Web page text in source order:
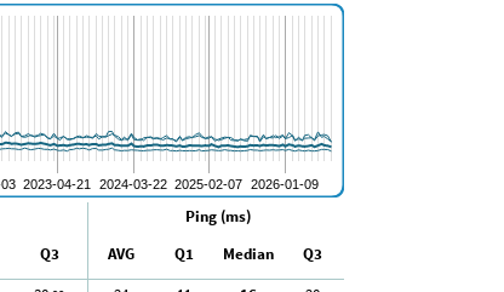
Ping (ms)
Q3 AVG Q1 Median
Q3